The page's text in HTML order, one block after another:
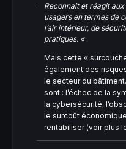
Reconnait et réagit
usagers en termes de
l’air intérieur, de
pratiques. « .
Mais cette «
également des
le secteur du
sont : l’échec de la
la cybersécurité,
le surcoût
rentabiliser (voir plus